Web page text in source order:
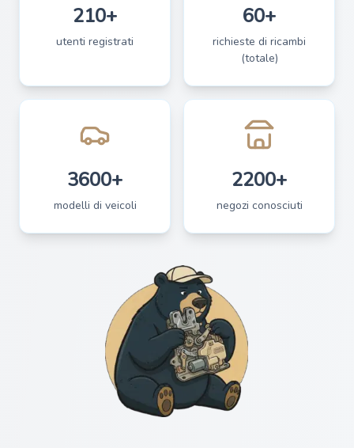
210+
utenti registrati
60+
richieste di ricambi
(totale)
3600+
modelli di veicoli
2200+
negozi conosciuti